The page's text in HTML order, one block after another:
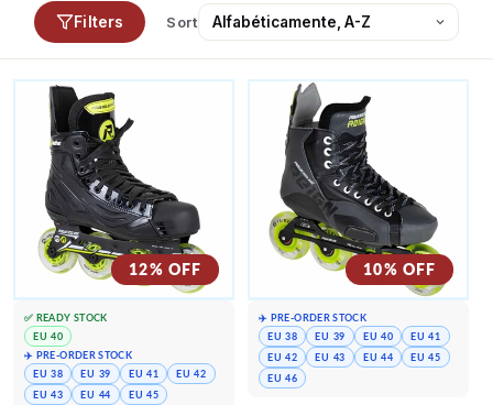
Filters Sort
12% OFF
✅ READY STOCK
EU 40
✈️ PRE-ORDER STOCK
EU 38
EU 39 EU 41
EU 42
EU 43
EU 44 EU 45
10% OFF
✈️ PRE-ORDER STOCK
EU 38
EU 39 EU 40
EU 41
EU 42
EU 43 EU 44
EU 45
EU 46